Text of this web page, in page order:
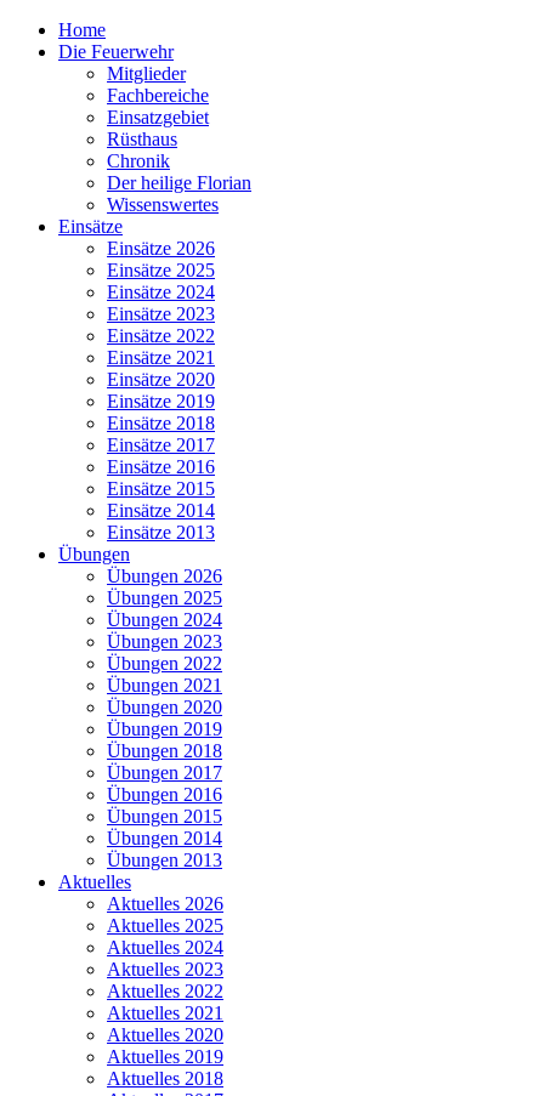
Home
Die Feuerwehr
Mitglieder
Fachbereiche
Einsatzgebiet
Rüsthaus
Chronik
Der heilige Florian
Wissenswertes
Einsätze
Einsätze 2026
Einsätze 2025
Einsätze 2024
Einsätze 2023
Einsätze 2022
Einsätze 2021
Einsätze 2020
Einsätze 2019
Einsätze 2018
Einsätze 2017
Einsätze 2016
Einsätze 2015
Einsätze 2014
Einsätze 2013
Übungen
Übungen 2026
Übungen 2025
Übungen 2024
Übungen 2023
Übungen 2022
Übungen 2021
Übungen 2020
Übungen 2019
Übungen 2018
Übungen 2017
Übungen 2016
Übungen 2015
Übungen 2014
Übungen 2013
Aktuelles
Aktuelles 2026
Aktuelles 2025
Aktuelles 2024
Aktuelles 2023
Aktuelles 2022
Aktuelles 2021
Aktuelles 2020
Aktuelles 2019
Aktuelles 2018